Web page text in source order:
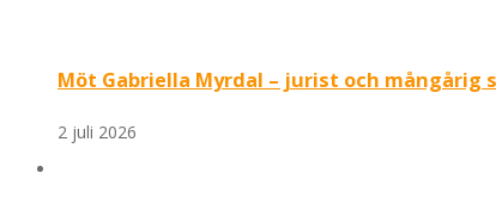
Möt Gabriella Myrdal – jurist och
2 juli 2026